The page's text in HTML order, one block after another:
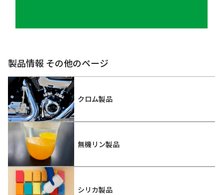
製品情報 その他のページ
クロム製品
無機リン製品
シリカ製品